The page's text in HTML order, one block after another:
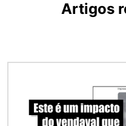
Artigos